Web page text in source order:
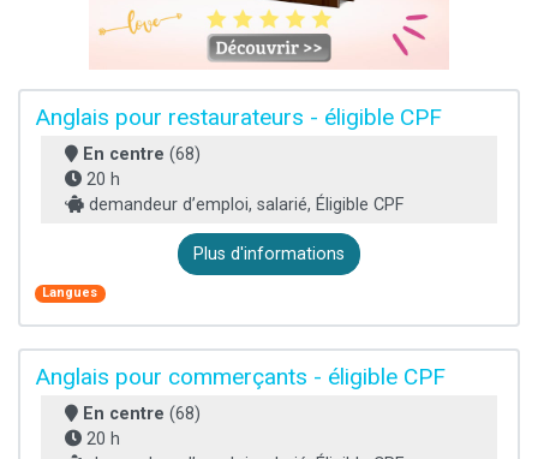
Anglais pour restaurateurs - éligible CPF
En centre (68)
20 h
demandeur d’emploi, salarié, Éligible CPF
Plus d'informations
Langues
Anglais pour commerçants - éligible CPF
En centre (68)
20 h